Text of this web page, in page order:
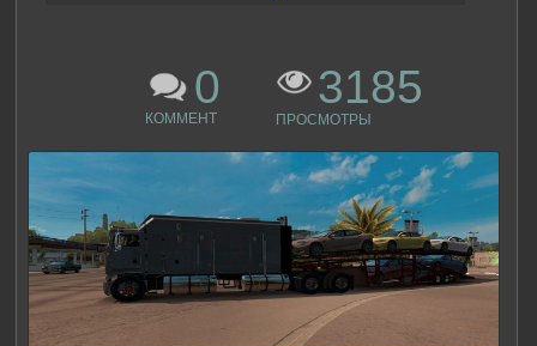
0
КОММЕНТ
3185
ПРОСМОТРЫ